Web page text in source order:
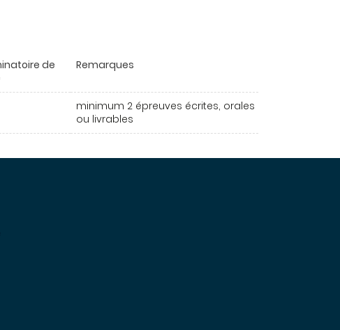
de
Remarques
minimum 2 épreuves écrites, orales
ou livrables